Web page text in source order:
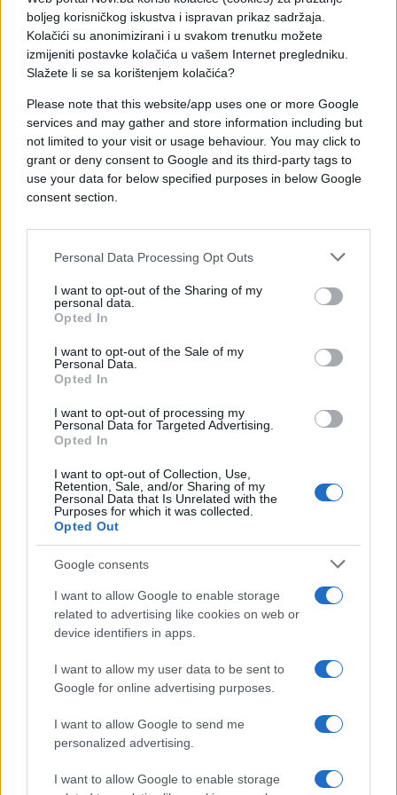
boljeg korisničkog iskustva i ispravan prikaz sadržaja.
Kolačići su anonimizirani i u svakom trenutku možete
izmijeniti postavke kolačića u vašem Internet pregledniku.
Slažete li se sa korištenjem kolačića?
Please note that this website/app uses one or more Google
services and may gather and store information including but
not limited to your visit or usage behaviour. You may click to
grant or deny consent to Google and its third-party tags to
use your data for below specified purposes in below Google
consent section.
Personal Data Processing Opt Outs
I want to opt-out of the Sharing of my
personal data.
Opted In
I want to opt-out of the Sale of my
Personal Data.
Opted In
I want to opt-out of processing my
Personal Data for Targeted Advertising.
Opted In
I want to opt-out of Collection, Use,
Retention, Sale, and/or Sharing of my
Personal Data that Is Unrelated with the
Purposes for which it was collected.
Opted Out
Google consents
I want to allow Google to enable storage
related to advertising like cookies on web or
device identifiers in apps.
I want to allow my user data to be sent to
Google for online advertising purposes.
I want to allow Google to send me
personalized advertising.
I want to allow Google to enable storage
pobjedom, nego gradite nešto što može trajati.
#astrologija